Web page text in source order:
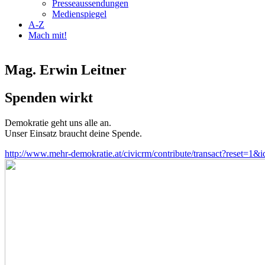
Presseaussendungen
Medienspiegel
A-Z
Mach mit!
Mag. Erwin Leitner
Spenden wirkt
Demokratie geht uns alle an.
Unser Einsatz braucht deine Spende.
http://www.mehr-demokratie.at/civicrm/contribute/